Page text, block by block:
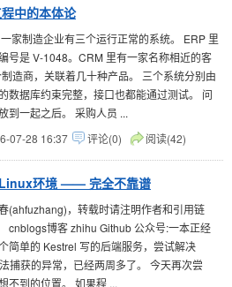
中的本体论
家制造企业有三个运行正常的系统。 ERP 里
号是 V-1048。CRM 里有一家名称相近的客
造商，关联着几十种产品。 三个系统分别由
数据库约束完整，接口也都能通过测试。 问
到一起之后。 采购人员 ...
07-28 16:37 评论(0) 阅读(42)
环境 —— 完全不靠谱
(ahfuzhang)，转载时请注明作者和引用链
cnblogs博客 zhihu Github 公众号:一本正经
简单的 Kestrel 写的后端服务，尝试解决
捕获的异常，已经两周多了。 今天再次尝
不到的位置。 如果程 ...